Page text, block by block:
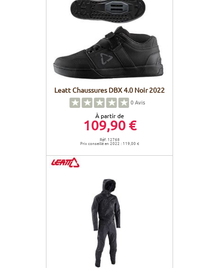
Leatt Chaussures DBX 4.0 Noir 2022
0Avis
À partir de
109,90 €
Réf. 12768
Prix conseillé en 2022 : 119,00 €